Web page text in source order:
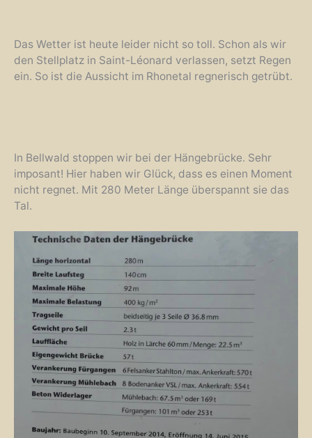
Das Wetter ist heute leider nicht so toll. Schon als wir
den Stellplatz in Saint-Léonard verlassen, setzt Regen
ein. So ist die Aussicht im Rhonetal regnerisch getrübt.
In Bellwald stoppen wir bei der Hängebrücke. Sehr
imposant! Hier haben wir Glück, dass es einen Moment
nicht regnet. Mit 280 Meter Länge überspannt sie das
Tal.